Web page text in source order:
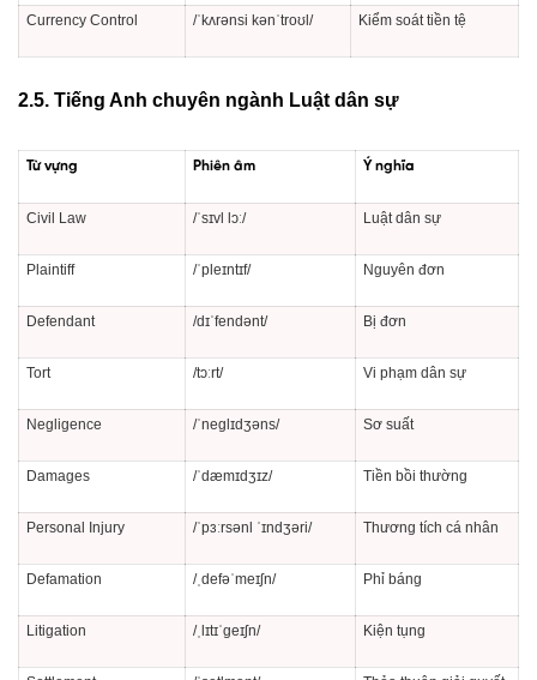
Currency Control /ˈkʌrənsi kənˈtroʊl/ Kiểm soát tiền tệ
2.5. Tiếng Anh chuyên ngành Luật dân sự
Từ vựng Phiên âm Ý nghĩa
Civil Law /ˈsɪvl lɔː/ Luật dân sự
Plaintiff /ˈpleɪntɪf/ Nguyên đơn
Defendant /dɪˈfendənt/ Bị đơn
Tort /tɔːrt/ Vi phạm dân sự
Negligence /ˈneɡlɪdʒəns/ Sơ suất
Damages /ˈdæmɪdʒɪz/ Tiền bồi thường
Personal Injury /ˈpɜːrsənl ˈɪndʒəri/ Thương tích cá nhân
Defamation /ˌdefəˈmeɪʃn/ Phỉ báng
Litigation /ˌlɪtɪˈɡeɪʃn/ Kiện tụng